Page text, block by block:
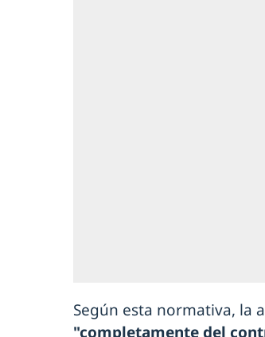
Según esta normativa, la
"completamente del